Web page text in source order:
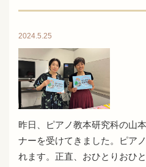
2024.5.25
昨日、ピアノ教本研究科の山
ナーを受けてきました。ピア
れます。正直、おひとりおひ